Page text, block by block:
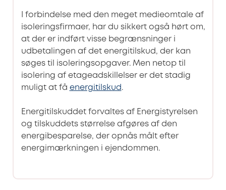
I forbindelse med den meget medieomtale af
isoleringsfirmaer, har du sikkert også hørt om,
at der er indført visse begrænsninger i
udbetalingen af det energitilskud, der kan
søges til isoleringsopgaver. Men netop til
isolering af etageadskillelser er det stadig
muligt at få energitilskud .
Energitilskuddet forvaltes af Energistyrelsen
og tilskuddets størrelse afgøres af den
energibesparelse, der opnås målt efter
energimærkningen i ejendommen.